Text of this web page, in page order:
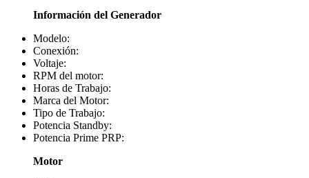
Información del Generador
Modelo:
Conexión:
Voltaje:
RPM del motor:
Horas de Trabajo:
Marca del Motor:
Tipo de Trabajo:
Potencia Standby:
Potencia Prime PRP:
Motor